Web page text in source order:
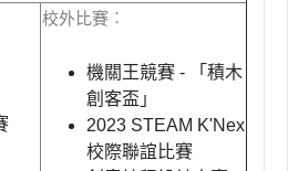
校外比賽︰
機關王競賽 - 「積木
創客盃」
2023 STEAM K'Nex
校際聯誼比賽